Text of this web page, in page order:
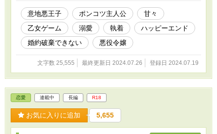
意地悪王子 ポンコツ主人公
甘々
乙女ゲーム
溺愛 執着
ハッピーエンド
婚約破棄できない
悪役令嬢
文字数 25,555 最終更新日 2024.07.26 登録日 2024.07.19
恋愛 連載中 長編 R18
お気に入りに追加 5,655